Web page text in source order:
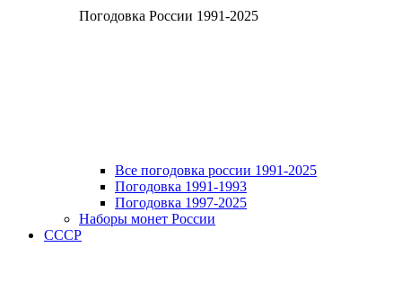
Погодовка России 1991-2025
Все погодовка россии 1991-2025
Погодовка 1991-1993
Погодовка 1997-2025
Наборы монет России
СССР